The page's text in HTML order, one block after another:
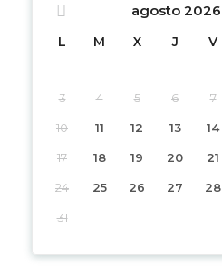
agosto 2026
L M X J V
3 4 5 6 7
10 11 12 13 14
17 18 19 20 21
24 25 26 27 28
31